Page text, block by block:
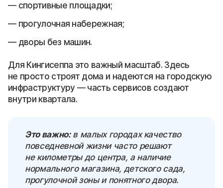
спортивные площадки;
прогулочная набережная;
дворы без машин.
Для Кингисеппа это важный масштаб. Здесь
не просто строят дома и надеются на городскую
инфраструктуру — часть сервисов создают
внутри квартала.
Это важно:в малых городах качество
повседневной жизни часто решают
не километры до центра, а наличие
нормального магазина, детского сада,
прогулочной зоны и понятного двора.